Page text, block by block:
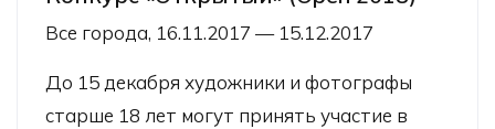
Все города, 16.11.2017 — 15.12.2017
До 15 декабря художники и фотографы
старше 18 лет могут принять участие в